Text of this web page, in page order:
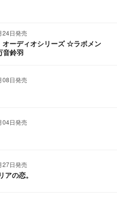
24日発売
オーディオシリーズ ☆ラボメン
鈴羽
08日発売
04日発売
27日発売
の恋。